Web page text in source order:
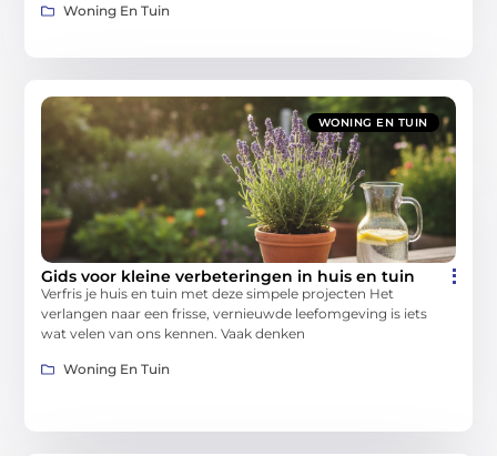
Woning En Tuin
WONING EN TUIN
Gids voor kleine verbeteringen in huis en tuin
Verfris je huis en tuin met deze simpele projecten Het
verlangen naar een frisse, vernieuwde leefomgeving is iets
wat velen van ons kennen. Vaak denken
Woning En Tuin